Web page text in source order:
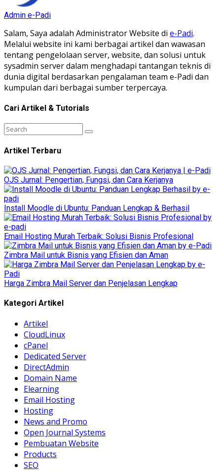
Admin e-Padi
Salam, Saya adalah Administrator Website di e-Padi.
Melalui website ini kami berbagai artikel dan wawasan
tentang pengelolaan server, website, dan solusi untuk
sysadmin server dalam menghadapi tantangan teknis di
dunia digital berdasarkan pengalaman team e-Padi dan
kumpulan dari berbagai sumber terpercaya.
Cari Artikel & Tutorials
Artikel Terbaru
OJS Jurnal: Pengertian, Fungsi, dan Cara Kerjanya
Install Moodle di Ubuntu: Panduan Lengkap & Berhasil
Email Hosting Murah Terbaik: Solusi Bisnis Profesional
Zimbra Mail untuk Bisnis yang Efisien dan Aman
Harga Zimbra Mail Server dan Penjelasan Lengkap
Kategori Artikel
Artikel
CloudLinux
cPanel
Dedicated Server
DirectAdmin
Domain Name
Elearning
Email Hosting
Hosting
News and Promo
Open Journal Systems
Pembuatan Website
Products
SEO